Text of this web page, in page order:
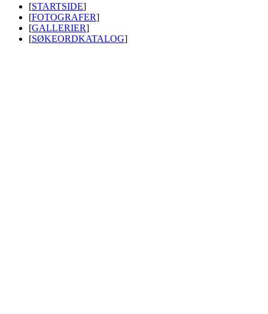
[STARTSIDE]
[FOTOGRAFER]
[GALLERIER]
[SØKEORDKATALOG]